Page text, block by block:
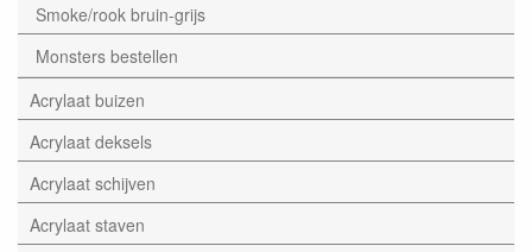
Smoke/rook bruin-grijs
Monsters bestellen
Acrylaat buizen
Acrylaat deksels
Acrylaat schijven
Acrylaat staven